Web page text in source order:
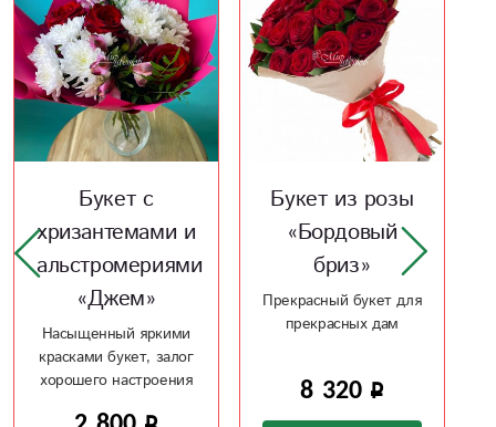
Букет из розы
«Бордовый
бриз»
Прекрасный букет для
прекрасных дам
8 320
Букет из розы
«Оттенки
любви»
Розы - это больше,
чем слова, покажи что
32 550